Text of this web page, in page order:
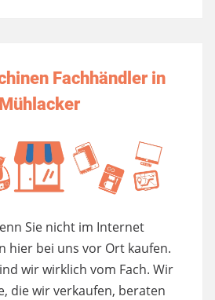
Fachhändler in
Mühlacker
Sie nicht im Internet
hier bei uns vor Ort kaufen.
wir wirklich vom Fach. Wir
die wir verkaufen, beraten